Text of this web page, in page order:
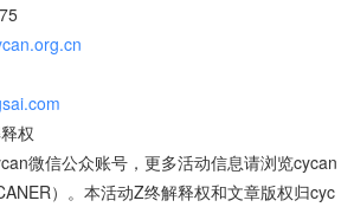
权
微信公众账号，更多活动信息请浏览cycan
）。本活动Z终解释权和文章版权归cyc